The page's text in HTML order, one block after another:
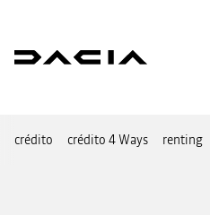
crédito crédito 4 Ways renting